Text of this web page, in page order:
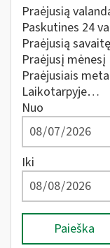
Praėjusią
Paskutines 24
Praėjusią savaitę
Praėjusį mėnesį
Praėjusiais
Laikotarpyje…
Nuo
Iki
Paieška